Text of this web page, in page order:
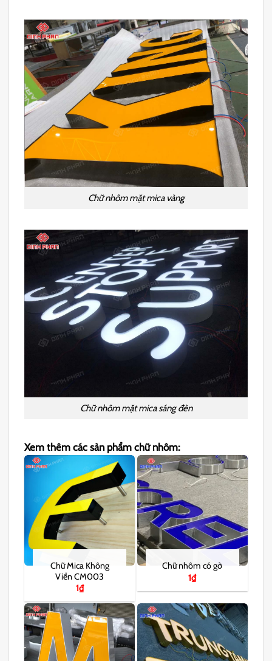
Chữ nhôm mặt mica vàng
Chữ nhôm mặt mica sáng đèn
Xem thêm các sản phẩm chữ nhôm:
Chữ Mica Không
Viền CM003
1₫
Chữ nhôm có gờ
1₫